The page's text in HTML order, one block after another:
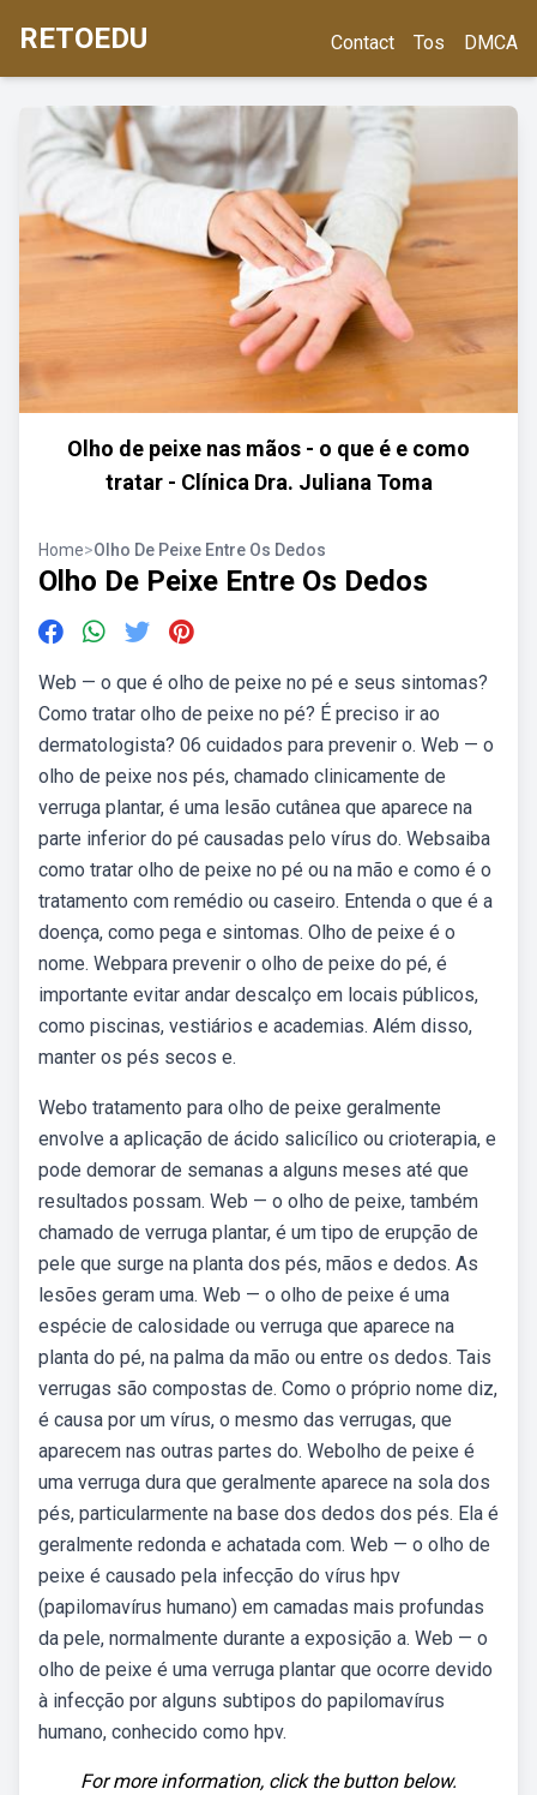
RETOEDU Contact Tos DMCA
Olho de peixe nas mãos - o que é e como
tratar - Clínica Dra. Juliana Toma
Home>Olho De Peixe Entre Os Dedos
Olho De Peixe Entre Os Dedos
Web — o que é olho de peixe no pé e seus sintomas?
Como tratar olho de peixe no pé? É preciso ir ao
dermatologista? 06 cuidados para prevenir o. Web — o
olho de peixe nos pés, chamado clinicamente de
verruga plantar, é uma lesão cutânea que aparece na
parte inferior do pé causadas pelo vírus do. Websaiba
como tratar olho de peixe no pé ou na mão e como é o
tratamento com remédio ou caseiro. Entenda o que é a
doença, como pega e sintomas. Olho de peixe é o
nome. Webpara prevenir o olho de peixe do pé, é
importante evitar andar descalço em locais públicos,
como piscinas, vestiários e academias. Além disso,
manter os pés secos e.
Webo tratamento para olho de peixe geralmente
envolve a aplicação de ácido salicílico ou crioterapia, e
pode demorar de semanas a alguns meses até que
resultados possam. Web — o olho de peixe, também
chamado de verruga plantar, é um tipo de erupção de
pele que surge na planta dos pés, mãos e dedos. As
lesões geram uma. Web — o olho de peixe é uma
espécie de calosidade ou verruga que aparece na
planta do pé, na palma da mão ou entre os dedos. Tais
verrugas são compostas de. Como o próprio nome diz,
é causa por um vírus, o mesmo das verrugas, que
aparecem nas outras partes do. Webolho de peixe é
uma verruga dura que geralmente aparece na sola dos
pés, particularmente na base dos dedos dos pés. Ela é
geralmente redonda e achatada com. Web — o olho de
peixe é causado pela infecção do vírus hpv
(papilomavírus humano) em camadas mais profundas
da pele, normalmente durante a exposição a. Web — o
olho de peixe é uma verruga plantar que ocorre devido
à infecção por alguns subtipos do papilomavírus
humano, conhecido como hpv.
For more information, click the button below.